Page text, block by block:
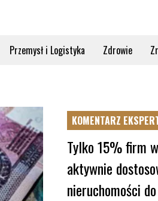
Przemysł i Logistyka Zdrowie
KOMENTARZ
Tylko 15% firm
aktywnie
nieruchomości